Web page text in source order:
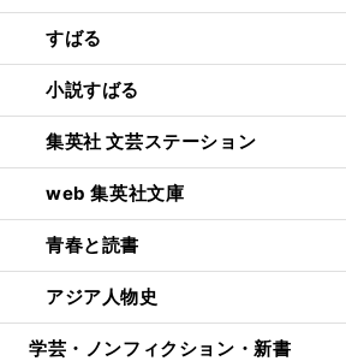
すばる
小説すばる
集英社 文芸ステーション
web 集英社文庫
青春と読書
アジア人物史
学芸・ノンフィクション・新書